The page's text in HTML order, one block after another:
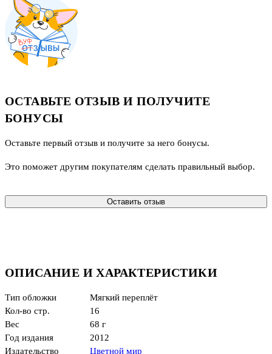
ОПИСАНИЕ И ХАРАКТЕРИСТИКИ
Тип обложки
Мягкий переплёт
Кол-во стр.
16
Вес
68 г
Год издания
2012
Издательство
Цветной мир
ОСТАВЬТЕ ОТЗЫВ И ПОЛУЧИТЕ
БОНУСЫ
Оставьте первый отзыв и получите за него бонусы.
Это поможет другим покупателям сделать правильный выбор.
Оставить отзыв